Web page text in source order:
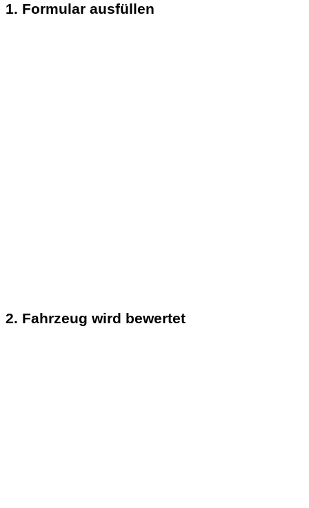
1. Formular ausfüllen
2. Fahrzeug wird bewertet